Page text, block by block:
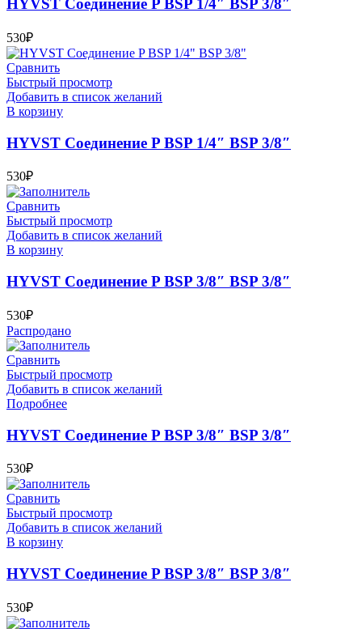
HYVST Соединение P BSP 1/4″ BSP 3/8″
530₽
Сравнить
Быстрый просмотр
Добавить в список желаний
В корзину
HYVST Соединение P BSP 1/4″ BSP 3/8″
530₽
Сравнить
Быстрый просмотр
Добавить в список желаний
В корзину
HYVST Соединение P BSP 3/8″ BSP 3/8″
530₽
Распродано
Сравнить
Быстрый просмотр
Добавить в список желаний
Подробнее
HYVST Соединение P BSP 3/8″ BSP 3/8″
530₽
Сравнить
Быстрый просмотр
Добавить в список желаний
В корзину
HYVST Соединение P BSP 3/8″ BSP 3/8″
530₽